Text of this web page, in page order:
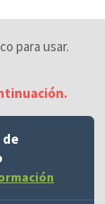
para usar.
de